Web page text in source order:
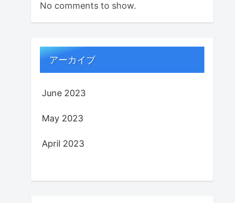
No comments to show.
アーカイブ
June 2023
May 2023
April 2023